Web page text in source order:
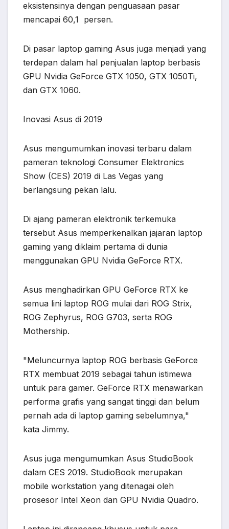
eksistensinya dengan penguasaan pasar
mencapai 60,1 persen.
Di pasar laptop gaming Asus juga menjadi yang
terdepan dalam hal penjualan laptop berbasis
GPU Nvidia GeForce GTX 1050, GTX 1050Ti,
dan GTX 1060.
Inovasi Asus di 2019
Asus mengumumkan inovasi terbaru dalam
pameran teknologi Consumer Elektronics
Show (CES) 2019 di Las Vegas yang
berlangsung pekan lalu.
Di ajang pameran elektronik terkemuka
tersebut Asus memperkenalkan jajaran laptop
gaming yang diklaim pertama di dunia
menggunakan GPU Nvidia GeForce RTX.
Asus menghadirkan GPU GeForce RTX ke
semua lini laptop ROG mulai dari ROG Strix,
ROG Zephyrus, ROG G703, serta ROG
Mothership.
"Meluncurnya laptop ROG berbasis GeForce
RTX membuat 2019 sebagai tahun istimewa
untuk para gamer. GeForce RTX menawarkan
performa grafis yang sangat tinggi dan belum
pernah ada di laptop gaming sebelumnya,"
kata Jimmy.
Asus juga mengumumkan Asus StudioBook
dalam CES 2019. StudioBook merupakan
mobile workstation yang ditenagai oleh
prosesor Intel Xeon dan GPU Nvidia Quadro.